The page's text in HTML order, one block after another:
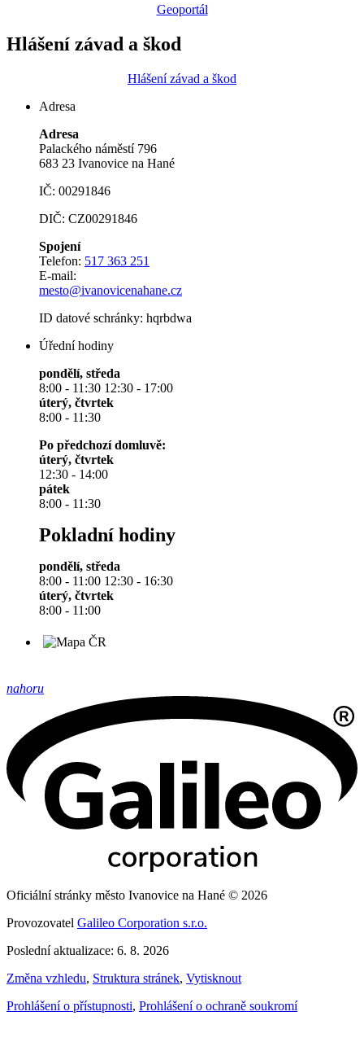
Geoportál
Hlášení závad a škod
Hlášení závad a škod
Adresa
Adresa
Palackého náměstí 796
683 23 Ivanovice na Hané
IČ: 00291846
DIČ: CZ00291846
Spojení
Telefon: 517 363 251
E-mail:
mesto@ivanovicenahane.cz
ID datové schránky: hqrbdwa
Úřední hodiny
pondělí, středa
8:00 - 11:30 12:30 - 17:00
úterý, čtvrtek
8:00 - 11:30
Po předchozí domluvě:
úterý, čtvrtek
12:30 - 14:00
pátek
8:00 - 11:30
Pokladní hodiny
pondělí, středa
8:00 - 11:00 12:30 - 16:30
úterý, čtvrtek
8:00 - 11:00
nahoru
Oficiální stránky město Ivanovice na Hané © 2026
Provozovatel Galileo Corporation s.r.o.
Poslední aktualizace: 6. 8. 2026
Změna vzhledu, Struktura stránek, Vytisknout
Prohlášení o přístupnosti, Prohlášení o ochraně soukromí